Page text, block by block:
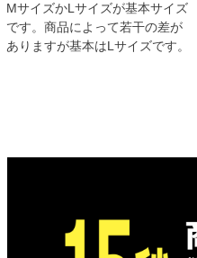
MサイズかLサイズが基本サイズ
です。商品によって若干の差が
ありますが基本はLサイズです。